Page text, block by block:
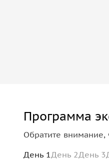
Программа
Обратите внимание,
День 1День 2День 3